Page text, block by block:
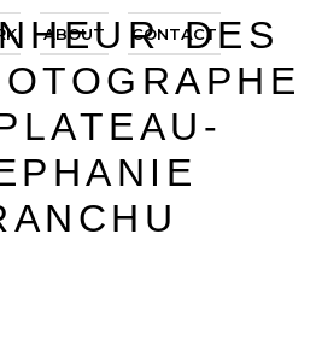
ABOUT CONTACTDES